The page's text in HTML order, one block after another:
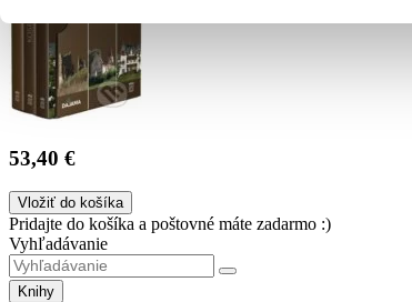
53,40 €
Vložiť do košíka
Pridajte do košíka a poštovné máte zadarmo :)
Vyhľadávanie
Knihy